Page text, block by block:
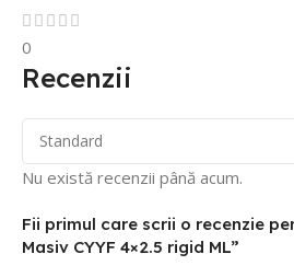
0
Recenzii
Nu există recenzii până acum.
Fii primul care scrii o recenzie
Masiv CYYF 4×2.5 rigid ML”